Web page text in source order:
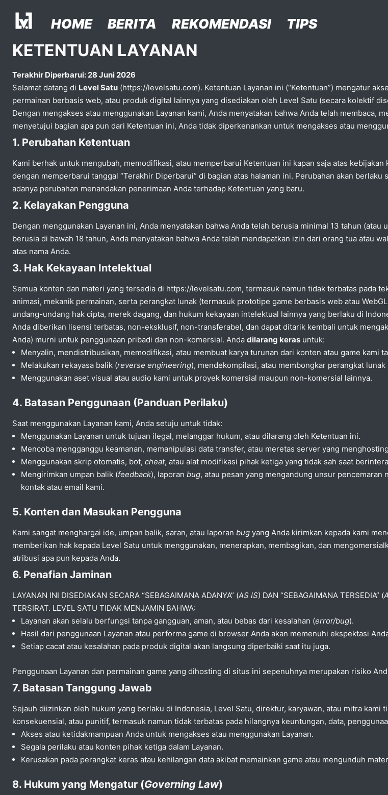
HOME BERITA REKOMENDASI TIPS
KETENTUAN LAYANAN
Terakhir Diperbarui: 28 Juni 2026
Selamat datang di Level Satu (https://levelsatu.com). Ketentuan Layanan ini (“Ketentuan”) mengatur
permainan berbasis web, atau produk digital lainnya yang disediakan oleh Level Satu (secara kolektif
Dengan mengakses atau menggunakan Layanan kami, Anda menyatakan bahwa Anda telah
menyetujui bagian apa pun dari Ketentuan ini, Anda tidak diperkenankan untuk mengakses atau
1. Perubahan Ketentuan
Kami berhak untuk mengubah, memodifikasi, atau memperbarui Ketentuan ini kapan saja atas
dengan memperbarui tanggal “Terakhir Diperbarui” di bagian atas halaman ini. Perubahan akan
adanya perubahan menandakan penerimaan Anda terhadap Ketentuan yang baru.
2. Kelayakan Pengguna
Dengan menggunakan Layanan ini, Anda menyatakan bahwa Anda telah berusia minimal 13 tahun
berusia di bawah 18 tahun, Anda menyatakan bahwa Anda telah mendapatkan izin dari orang tua atau
atas nama Anda.
3. Hak Kekayaan Intelektual
Semua konten dan materi yang tersedia di https://levelsatu.com, termasuk namun tidak terbatas pada
animasi, mekanik permainan, serta perangkat lunak (termasuk prototipe game berbasis web atau
undang-undang hak cipta, merek dagang, dan hukum kekayaan intelektual lainnya yang berlaku di
Anda diberikan lisensi terbatas, non-eksklusif, non-transferabel, dan dapat ditarik kembali untuk
Anda) murni untuk penggunaan pribadi dan non-komersial. Anda dilarang keras untuk:
Menyalin, mendistribusikan, memodifikasi, atau membuat karya turunan dari konten atau game kami
Melakukan rekayasa balik (reverse engineering), mendekompilasi, atau membongkar perangkat
Menggunakan aset visual atau audio kami untuk proyek komersial maupun non-komersial lainnya.
4. Batasan Penggunaan (Panduan Perilaku)
Saat menggunakan Layanan kami, Anda setuju untuk tidak:
Menggunakan Layanan untuk tujuan ilegal, melanggar hukum, atau dilarang oleh Ketentuan ini.
Mencoba mengganggu keamanan, memanipulasi data transfer, atau meretas server yang
Menggunakan skrip otomatis, bot, cheat, atau alat modifikasi pihak ketiga yang tidak sah saat
Mengirimkan umpan balik (feedback), laporan bug, atau pesan yang mengandung unsur
kontak atau email kami.
5. Konten dan Masukan Pengguna
Kami sangat menghargai ide, umpan balik, saran, atau laporan bug yang Anda kirimkan kepada kami
memberikan hak kepada Level Satu untuk menggunakan, menerapkan, membagikan, dan
atribusi apa pun kepada Anda.
6. Penafian Jaminan
LAYANAN INI DISEDIAKAN SECARA “SEBAGAIMANA ADANYA” (AS IS) DAN “SEBAGAIMANA TERSEDIA” (
TERSIRAT. LEVEL SATU TIDAK MENJAMIN BAHWA:
Layanan akan selalu berfungsi tanpa gangguan, aman, atau bebas dari kesalahan (error/bug).
Hasil dari penggunaan Layanan atau performa game di browser Anda akan memenuhi ekspektasi
Setiap cacat atau kesalahan pada produk digital akan langsung diperbaiki saat itu juga.
Penggunaan Layanan dan permainan game yang dihosting di situs ini sepenuhnya merupakan risiko
7. Batasan Tanggung Jawab
Sejauh diizinkan oleh hukum yang berlaku di Indonesia, Level Satu, direktur, karyawan, atau mitra
konsekuensial, atau punitif, termasuk namun tidak terbatas pada hilangnya keuntungan, data,
Akses atau ketidakmampuan Anda untuk mengakses atau menggunakan Layanan.
Segala perilaku atau konten pihak ketiga dalam Layanan.
Kerusakan pada perangkat keras atau kehilangan data akibat memainkan game atau mengunduh
8. Hukum yang Mengatur (Governing Law)